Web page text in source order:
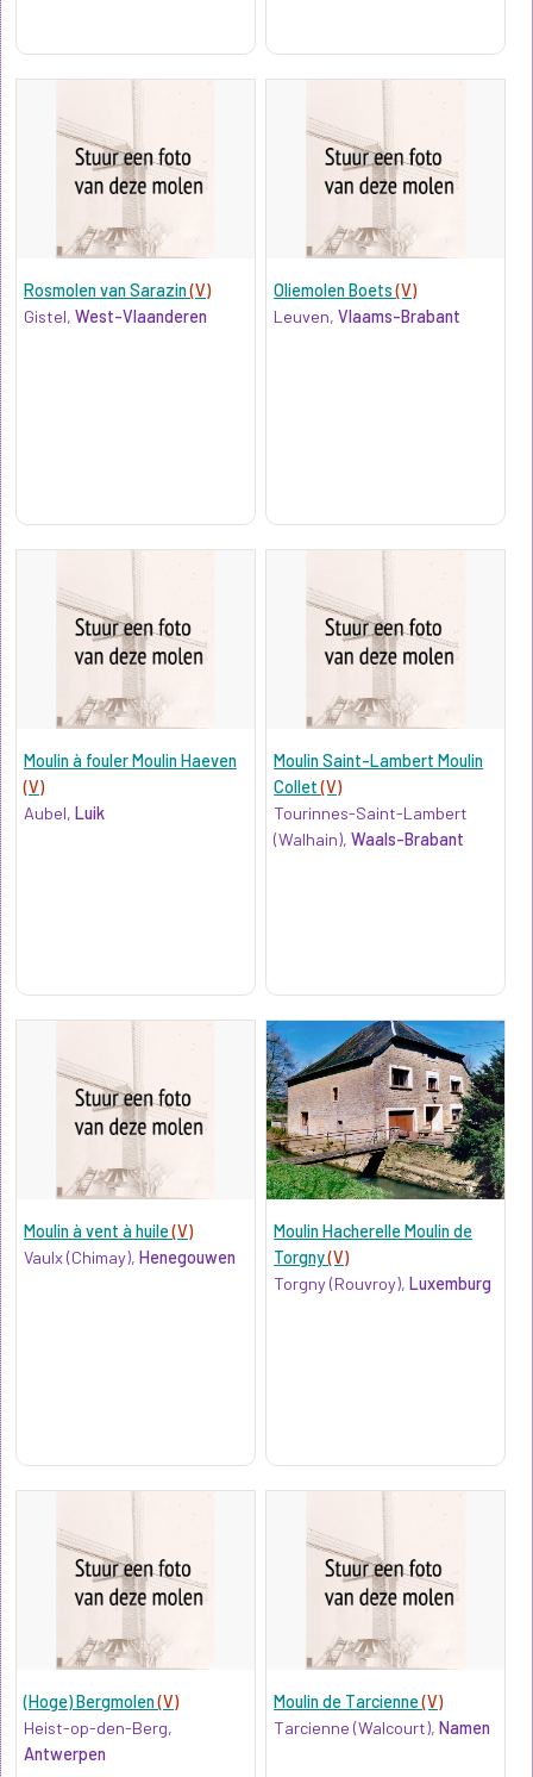
Rosmolen van Sarazin(V)
Gistel, West-Vlaanderen
Oliemolen Boets(V)
Leuven,Vlaams-Brabant
Moulin à fouler Moulin Haeven
(V)
Aubel, Luik
Moulin Saint-Lambert Moulin
Collet(V)
Tourinnes-Saint-Lambert
(Walhain),Waals-Brabant
Moulin à vent à huile(V)
Vaulx (Chimay), Henegouwen
Moulin Hacherelle Moulin de
Torgny(V)
Torgny (Rouvroy),Luxemburg
(Hoge) Bergmolen(V)
Heist-op-den-Berg,
Antwerpen
Moulin de Tarcienne(V)
Tarcienne (Walcourt),Namen